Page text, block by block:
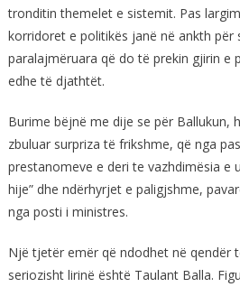
tronditin themelet e sistemit. Pas
korridoret e politikës janë në ankth për
paralajmëruara që do të prekin gjirin e
edhe të djathtët.
Burime bëjnë me dije se për Ballukun,
zbuluar surpriza të frikshme, që nga
prestanomeve e deri te vazhdimësia e
hije” dhe ndërhyrjet e paligjshme,
nga posti i ministres.
Një tjetër emër që ndodhet në qendër
seriozisht lirinë është Taulant Balla.